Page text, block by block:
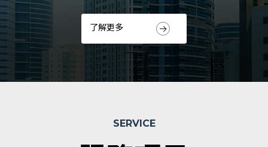
了解更多
SERVICE